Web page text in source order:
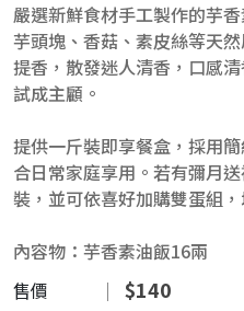
嚴選新鮮食材手工製作的芋
芋頭塊、香菇、素皮絲等天
提香，散發迷人清香，口感
試成主顧。
提供一斤裝即享餐盒，採用
合日常家庭享用。若有彌月
裝，並可依喜好加購雙蛋組
內容物：芋香素油飯16兩
售價
$140